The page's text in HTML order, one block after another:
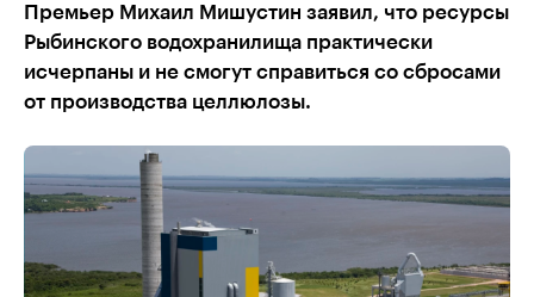
Премьер Михаил Мишустин заявил, что ресурсы
Рыбинского водохранилища практически
исчерпаны и не смогут справиться со сбросами
от производства целлюлозы.